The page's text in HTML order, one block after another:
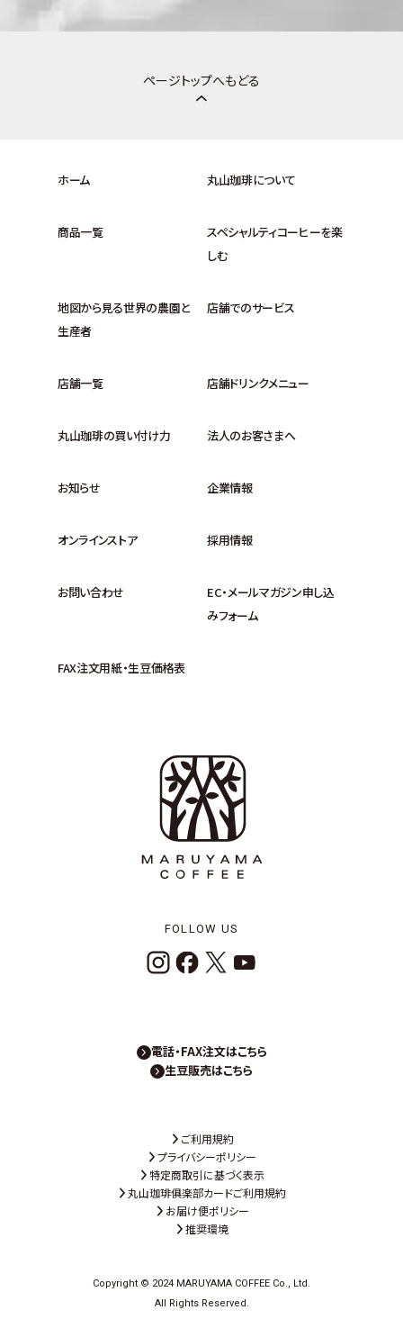
ページトップへもどる
ホーム 丸山珈琲について
商品一覧
スペシャルティコーヒーを楽
しむ
地図から見る世界の農園と
生産者
店舗でのサービス
店舗一覧 店舗ドリンクメニュー
丸山珈琲の買い付け力 法人のお客さまへ
お知らせ 企業情報
オンラインストア 採用情報
お問い合わせ
EC・メールマガジン申し込
みフォーム
FAX注文用紙・生豆価格表
FOLLOW US
電話・FAX注文はこちら
生豆販売はこちら
ご利用規約
プライバシーポリシー
特定商取引に基づく表示
丸山珈琲俱楽部カードご利用規約
お届け便ポリシー
推奨環境
Copyright © 2024 MARUYAMA COFFEE Co., Ltd.
All Rights Reserved.